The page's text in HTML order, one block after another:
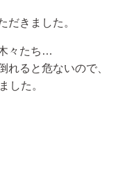
だきました。
々たち…
れると危ないので、
した。